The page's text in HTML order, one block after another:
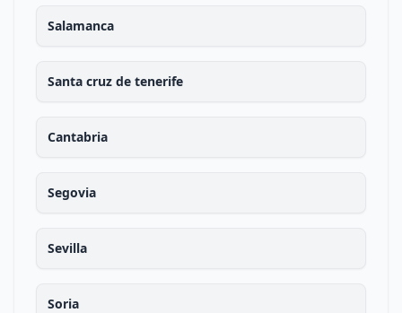
Salamanca
Santa cruz de tenerife
Cantabria
Segovia
Sevilla
Soria